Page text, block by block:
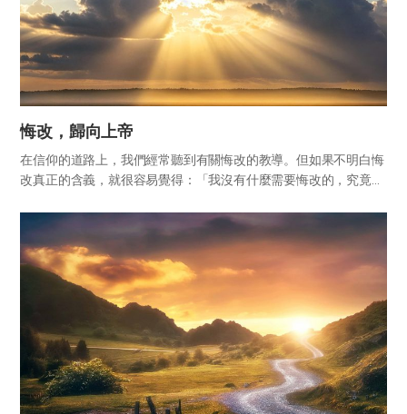
悔改，歸向上帝
在信仰的道路上，我們經常聽到有關悔改的教導。但如果不明白悔
改真正的含義，就很容易覺得：「我沒有什麼需要悔改的，究竟要
付出的犧牲之愛，並一同查考聖經中關於悔改的教導，這是聖徒在
進入天...